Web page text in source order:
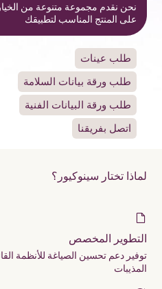
نحن نقدم مجموعة متنوعة من
على المنتج المناسب لتطبيقك
طلب عينات
طلب ورقة بيانات السلامة
طلب ورقة البيانات الفنية
اتصل بفريقنا
لماذا تختار سينوكيور؟
التطوير المخصص
توفير دعم تحسين الصياغة للأنظمة
المذيبات